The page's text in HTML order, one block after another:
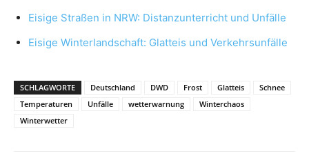
Eisige Straßen in NRW: Distanzunterricht und Unfälle
Eisige Winterlandschaft: Glatteis und Verkehrsunfälle
SCHLAGWORTE Deutschland DWD Frost Glatteis
Schnee
Temperaturen
Unfälle wetterwarnung
Winterchaos
Winterwetter